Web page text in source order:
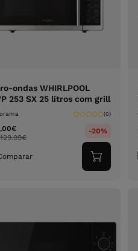
ondas WHIRLPOOL
253 SX 25 litros com grill
(0)
,00€
129.99€
-20%
ao